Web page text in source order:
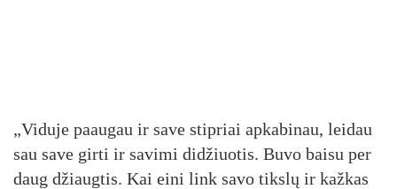
„Viduje paaugau ir save stipriai apkabinau, leidau
sau save girti ir savimi didžiuotis. Buvo baisu per
daug džiaugtis. Kai eini link savo tikslų ir kažkas